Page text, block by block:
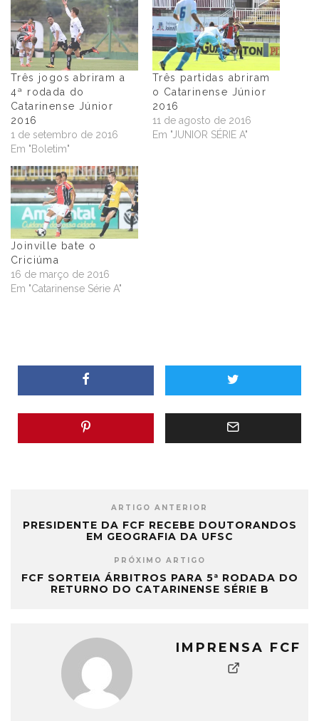
Três jogos abriram a
4ª rodada do
Catarinense Júnior
2016
1 de setembro de 2016
Em "Boletim"
Três partidas abriram
o Catarinense Júnior
2016
11 de agosto de 2016
Em "JUNIOR SÉRIE A"
Joinville bate o
Criciúma
16 de março de 2016
Em "Catarinense Série A"
ARTIGO ANTERIOR
PRESIDENTE DA FCF RECEBE DOUTORANDOS
EM GEOGRAFIA DA UFSC
PRÓXIMO ARTIGO
FCF SORTEIA ÁRBITROS PARA 5ª RODADA DO
RETURNO DO CATARINENSE SÉRIE B
IMPRENSA FCF